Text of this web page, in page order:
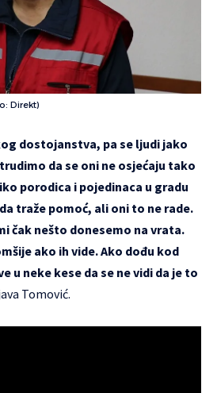
Direkt)
dostojanstva, pa se ljudi jako
da se oni ne osjećaju tako
porodica i pojedinaca u gradu
traže pomoć, ali oni to ne rade.
čak nešto donesemo na vrata.
ako ih vide. Ako dođu kod
u neke kese da se ne vidi da je to
Tomović.